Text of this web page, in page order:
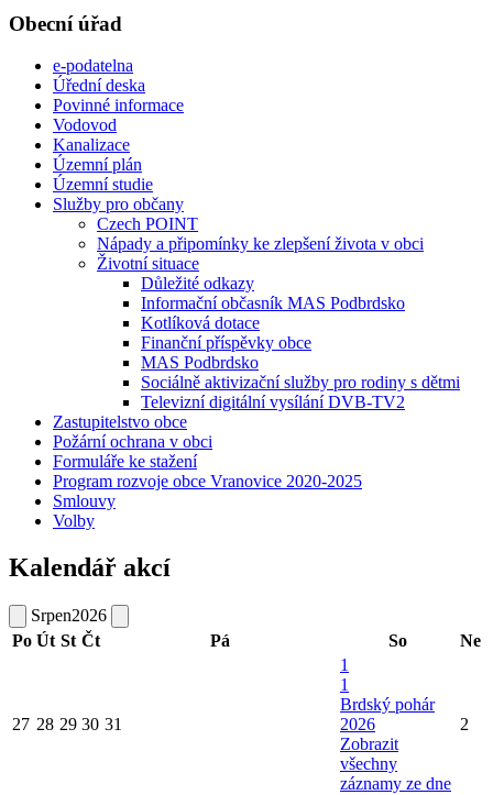
Obecní úřad
e-podatelna
Úřední deska
Povinné informace
Vodovod
Kanalizace
Územní plán
Územní studie
Služby pro občany
Czech POINT
Nápady a připomínky ke zlepšení života v obci
Životní situace
Důležité odkazy
Informační občasník MAS Podbrdsko
Kotlíková dotace
Finanční příspěvky obce
MAS Podbrdsko
Sociálně aktivizační služby pro rodiny s dětmi
Televizní digitální vysílání DVB-TV2
Zastupitelstvo obce
Požární ochrana v obci
Formuláře ke stažení
Program rozvoje obce Vranovice 2020-2025
Smlouvy
Volby
Kalendář akcí
Srpen2026
Po Út St Čt Pá So Ne
27 28 29 30 31
1
1
Brdský pohár
2026
Zobrazit
všechny
záznamy ze dne
2